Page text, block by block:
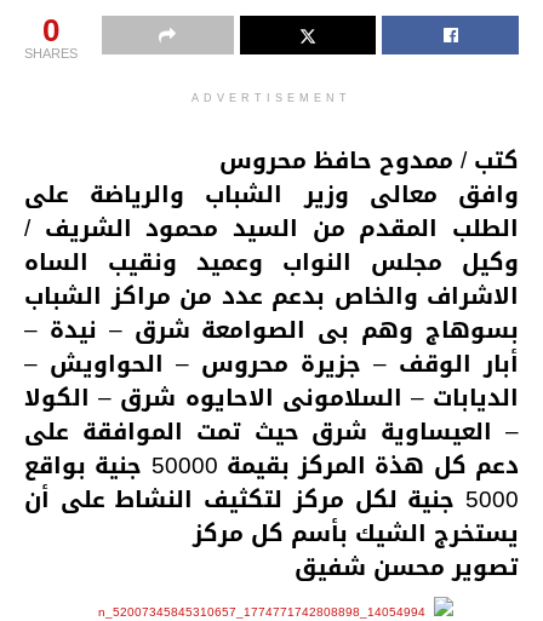
0
SHARES
ADVERTISEMENT
كتب / ممدوح حافظ محروس
وافق معالى وزير الشباب والرياضة على
الطلب المقدم من السيد محمود الشريف /
وكيل مجلس النواب وعميد ونقيب الساه
الاشراف والخاص بدعم عدد من مراكز الشباب
بسوهاج وهم بى الصوامعة شرق – نيدة –
أبار الوقف – جزيرة محروس – الحواويش –
الديابات – السلامونى الاحايوه شرق – الكولا
– العيساوية شرق حيث تمت الموافقة على
دعم كل هذة المركز بقيمة 50000 جنية بواقع
5000 جنية لكل مركز لتكثيف النشاط على أن
يستخرج الشيك بأسم كل مركز
تصوير محسن شفيق